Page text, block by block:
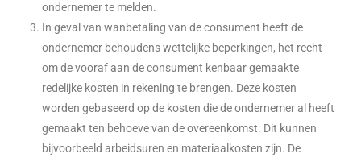
ondernemer te melden.
In geval van wanbetaling van de consument heeft de
ondernemer behoudens wettelijke beperkingen, het recht
om de vooraf aan de consument kenbaar gemaakte
redelijke kosten in rekening te brengen. Deze kosten
worden gebaseerd op de kosten die de ondernemer al heeft
gemaakt ten behoeve van de overeenkomst. Dit kunnen
bijvoorbeeld arbeidsuren en materiaalkosten zijn. De